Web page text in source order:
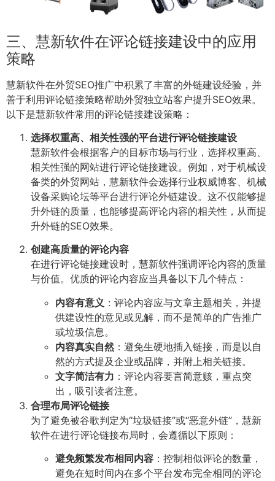
三、慧新软件在评论链接建设中的应用
策略
慧新软件在外贸SEO推广中积累了丰富的外链建设经验，并
善于利用评论链接策略帮助外贸独立站客户提升SEO效果。
以下是慧新软件常用的评论链接建设策略：
选择权重高、相关性强的平台进行评论链接建设
慧新软件会根据客户的目标市场与行业，选择权重高、
相关性强的网站进行评论链接建设。例如，对于机械设
备类的外贸网站，慧新软件会选择行业权威博客、机械
设备采购论坛等平台进行评论外链建设。这不仅能够提
升外链的质量，也能够提高评论内容的相关性，从而提
升外链的SEO效果。
创建高质量的评论内容
在进行评论链接建设时，慧新软件强调评论内容的质量
与价值。优质的评论内容应当具备以下几个特点：
内容有意义 ：评论内容应与文章主题相关，并提
供建设性的意见或见解，而不是简单的广告推广
或垃圾信息。
内容真实自然 ：避免生硬地插入链接，而是以自
然的方式提及企业或品牌，并附上相关链接。
文字简洁有力 ：评论内容要言简意赅，重点突
出，吸引读者注意。
合理布局评论链接
为了避免被谷歌判定为“垃圾链接”或“恶意外链”，慧新
软件在进行评论链接布局时，会遵循以下原则：
避免频繁发布相同内容 ：控制相似评论的数量，
避免在短时间内在多个平台发布完全相同的评论